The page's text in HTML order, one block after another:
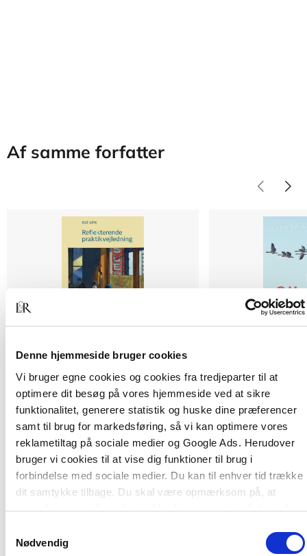
Denne hjemmeside bruger cookies
Vi bruger egne cookies og cookies fra tredjeparter til at
optimere dit besøg på vores hjemmeside ved at sikre
funktionalitet, generere statistik og huske dine præferencer
samt til brug for markedsføring, så vi kan optimere vores
reklametiltag på sociale medier og Google Ads. Herudover
bruger vi cookies til at vise dig funktioner til brug i
forbindelse med sociale medier. Du kan til enhver tid trække
dit samtykke tilbage. Du skal være opmærksom på, at
vores hjemmeside muligvis ikke fungerer optimalt, hvis du
Nødvendig
Af samme forfatter
2 formater
Reflekterende praktikvejledning
Ole Løw
Fra
220,00 KR.
Om dannelse i
læreruddannelse
Ole Løw
Fra
269,95 KR.